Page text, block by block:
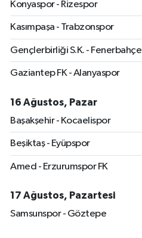
Konyaspor - Rizespor
Kasımpaşa - Trabzonspor
Gençlerbirliği S.K. - Fenerbahçe
Gaziantep FK - Alanyaspor
16 Ağustos, Pazar
Başakşehir - Kocaelispor
Beşiktaş - Eyüpspor
Amed - Erzurumspor FK
17 Ağustos, Pazartesi
Samsunspor - Göztepe